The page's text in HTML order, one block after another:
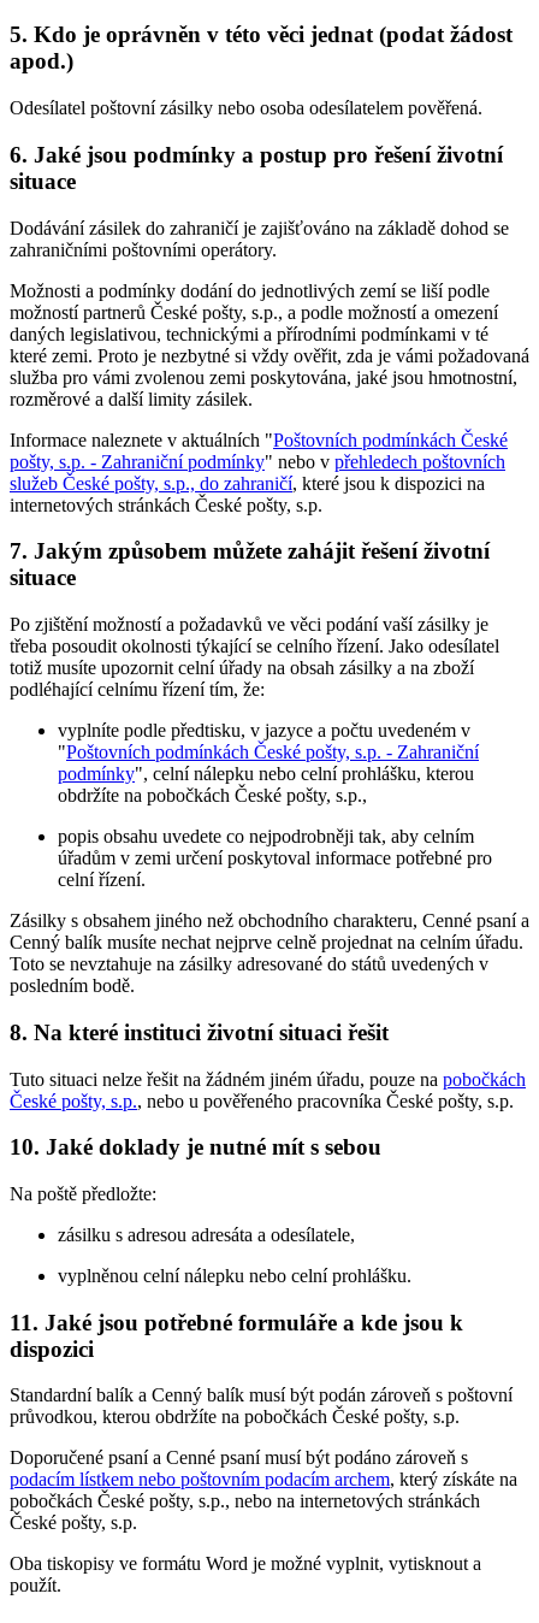
5. Kdo je oprávněn v této věci jednat (podat žádost
apod.)
Odesílatel poštovní zásilky nebo osoba odesílatelem pověřená.
6. Jaké jsou podmínky a postup pro řešení životní
situace
Dodávání zásilek do zahraničí je zajišťováno na základě dohod se
zahraničními poštovními operátory.
Možnosti a podmínky dodání do jednotlivých zemí se liší podle
možností partnerů České pošty, s.p., a podle možností a omezení
daných legislativou, technickými a přírodními podmínkami v té
které zemi. Proto je nezbytné si vždy ověřit, zda je vámi požadovaná
služba pro vámi zvolenou zemi poskytována, jaké jsou hmotnostní,
rozměrové a další limity zásilek.
Informace naleznete v aktuálních "Poštovních podmínkách České
pošty, s.p. - Zahraniční podmínky" nebo v přehledech poštovních
služeb České pošty, s.p., do zahraničí, které jsou k dispozici na
internetových stránkách České pošty, s.p.
7. Jakým způsobem můžete zahájit řešení životní
situace
Po zjištění možností a požadavků ve věci podání vaší zásilky je
třeba posoudit okolnosti týkající se celního řízení. Jako odesílatel
totiž musíte upozornit celní úřady na obsah zásilky a na zboží
podléhající celnímu řízení tím, že:
vyplníte podle předtisku, v jazyce a počtu uvedeném v
"Poštovních podmínkách České pošty, s.p. - Zahraniční
podmínky", celní nálepku nebo celní prohlášku, kterou
obdržíte na pobočkách České pošty, s.p.,
popis obsahu uvedete co nejpodrobněji tak, aby celním
úřadům v zemi určení poskytoval informace potřebné pro
celní řízení.
Zásilky s obsahem jiného než obchodního charakteru, Cenné psaní a
Cenný balík musíte nechat nejprve celně projednat na celním úřadu.
Toto se nevztahuje na zásilky adresované do států uvedených v
posledním bodě.
8. Na které instituci životní situaci řešit
Tuto situaci nelze řešit na žádném jiném úřadu, pouze na pobočkách
České pošty, s.p., nebo u pověřeného pracovníka České pošty, s.p.
10. Jaké doklady je nutné mít s sebou
Na poště předložte:
zásilku s adresou adresáta a odesílatele,
vyplněnou celní nálepku nebo celní prohlášku.
11. Jaké jsou potřebné formuláře a kde jsou k
dispozici
Standardní balík a Cenný balík musí být podán zároveň s poštovní
průvodkou, kterou obdržíte na pobočkách České pošty, s.p.
Doporučené psaní a Cenné psaní musí být podáno zároveň s
podacím lístkem nebo poštovním podacím archem, který získáte na
pobočkách České pošty, s.p., nebo na internetových stránkách
České pošty, s.p.
Oba tiskopisy ve formátu Word je možné vyplnit, vytisknout a
použít.